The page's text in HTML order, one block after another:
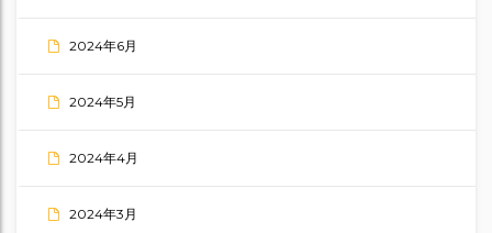
2024年6月
2024年5月
2024年4月
2024年3月